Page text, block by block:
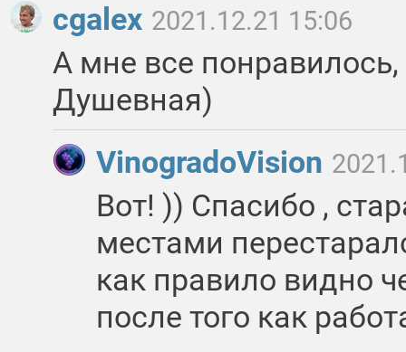
cgalex 2021.12.21 15:06
А мне все
Душевная)
VinogradoVision
Вот! )) Спасибо ,
местами
как правило видно
после того как